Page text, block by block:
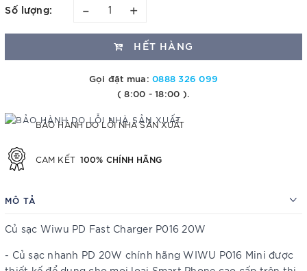
Số lượng: – +
HẾT HÀNG
Gọi đặt mua:0888 326 099
( 8:00 - 18:00 ).
BẢO HÀNH DO LỖI NHÀ SẢN XUẤT
CAM KẾT 100% CHÍNH HÃNG
MÔ TẢ
Củ sạc Wiwu PD Fast Charger P016 20W
- Củ sạc nhanh PD 20W chính hãng WIWU P016 Mini được